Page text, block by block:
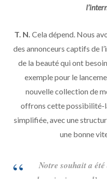
T. N. Cela dépend. Nous
des annonceurs captifs de
de la beauté qui ont
exemple pour le
nouvelle collection de
offrons cette possibilité-
simplifiée, avec une
une bonne
Notre souhait a